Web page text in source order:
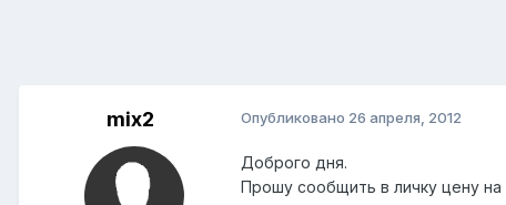
mix2 Опубликовано 26 апреля, 2012
Доброго дня.
Прошу сообщить в личку цену